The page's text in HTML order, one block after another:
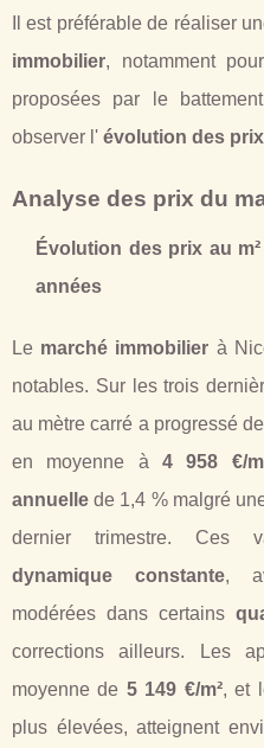
Il est préférable de réaliser
immobilier, notamment
proposées par le
observer l' évolution des prix
Analyse des prix du
Évolution des prix au
années
Le marché immobilier à
notables. Sur les trois
au mètre carré a progressé
en moyenne à 4 958 €/
annuelle de 1,4 % malgré
dernier trimestre. Ces
dynamique constante,
modérées dans certains
corrections ailleurs. Les
moyenne de 5 149 €/m², et
plus élevées, atteignent